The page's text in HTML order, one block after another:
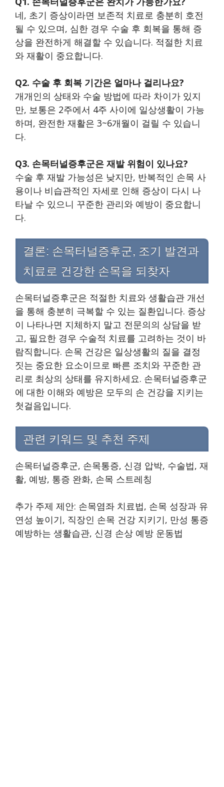
네, 초기 증상이라면 보존적 치료로 충분히 호전
될 수 있으며, 심한 경우 수술 후 회복을 통해 증
상을 완전하게 해결할 수 있습니다. 적절한 치료
와 재활이 중요합니다.
Q2. 수술 후 회복 기간은 얼마나 걸리나요?
개개인의 상태와 수술 방법에 따라 차이가 있지
만, 보통은 2주에서 4주 사이에 일상생활이 가능
하며, 완전한 재활은 3~6개월이 걸릴 수 있습니
다.
Q3. 손목터널증후군은 재발 위험이 있나요?
수술 후 재발 가능성은 낮지만, 반복적인 손목 사
용이나 비습관적인 자세로 인해 증상이 다시 나
타날 수 있으니 꾸준한 관리와 예방이 중요합니
다.
결론: 손목터널증후군, 조기 발견과
치료로 건강한 손목을 되찾자
손목터널증후군은 적절한 치료와 생활습관 개선
을 통해 충분히 극복할 수 있는 질환입니다. 증상
이 나타나면 지체하지 말고 전문의의 상담을 받
고, 필요한 경우 수술적 치료를 고려하는 것이 바
람직합니다. 손목 건강은 일상생활의 질을 결정
짓는 중요한 요소이므로 빠른 조치와 꾸준한 관
리로 최상의 상태를 유지하세요. 손목터널증후군
에 대한 이해와 예방은 모두의 손 건강을 지키는
첫걸음입니다.
관련 키워드 및 추천 주제
손목터널증후군, 손목통증, 신경 압박, 수술법, 재
활, 예방, 통증 완화, 손목 스트레칭
추가 주제 제안: 손목염좌 치료법, 손목 성장과 유
연성 높이기, 직장인 손목 건강 지키기, 만성 통증
예방하는 생활습관, 신경 손상 예방 운동법